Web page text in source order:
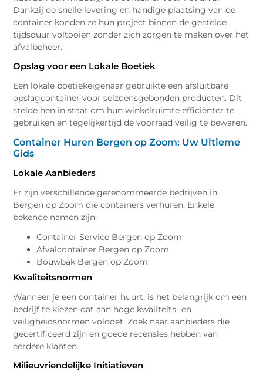
Dankzij de snelle levering en handige plaatsing van de
container konden ze hun project binnen de gestelde
tijdsduur voltooien zonder zich zorgen te maken over het
afvalbeheer.
Opslag voor een Lokale Boetiek
Een lokale boetiekeigenaar gebruikte een afsluitbare
opslagcontainer voor seizoensgebonden producten. Dit
stelde hen in staat om hun winkelruimte efficiënter te
gebruiken en tegelijkertijd de voorraad veilig te bewaren.
Container Huren Bergen op Zoom: Uw Ultieme
Gids
Lokale Aanbieders
Er zijn verschillende gerenommeerde bedrijven in
Bergen op Zoom die containers verhuren. Enkele
bekende namen zijn:
Container Service Bergen op Zoom
Afvalcontainer Bergen op Zoom
Bouwbak Bergen op Zoom
Kwaliteitsnormen
Wanneer je een container huurt, is het belangrijk om een
bedrijf te kiezen dat aan hoge kwaliteits- en
veiligheidsnormen voldoet. Zoek naar aanbieders die
gecertificeerd zijn en goede recensies hebben van
eerdere klanten.
Milieuvriendelijke Initiatieven